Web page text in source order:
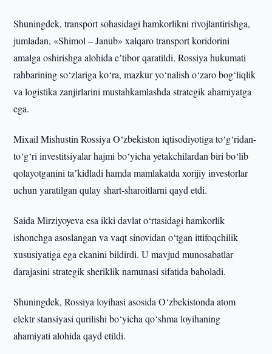
Shuningdek, transport sohasidagi hamkorlikni rivojlantirishga,
jumladan, «Shimol – Janub» xalqaro transport koridorini
amalga oshirishga alohida eʼtibor qaratildi. Rossiya hukumati
rahbarining so‘zlariga ko‘ra, mazkur yo‘nalish o‘zaro bog‘liqlik
va logistika zanjirlarini mustahkamlashda strategik ahamiyatga
ega.
Mixail Mishustin Rossiya O‘zbekiston iqtisodiyotiga to‘g‘ridan-
to‘g‘ri investitsiyalar hajmi bo‘yicha yetakchilardan biri bo‘lib
qolayotganini taʼkidladi hamda mamlakatda xorijiy investorlar
uchun yaratilgan qulay shart-sharoitlarni qayd etdi.
Saida Mirziyoyeva esa ikki davlat o‘rtasidagi hamkorlik
ishonchga asoslangan va vaqt sinovidan o‘tgan ittifoqchilik
xususiyatiga ega ekanini bildirdi. U mavjud munosabatlar
darajasini strategik sheriklik namunasi sifatida baholadi.
Shuningdek, Rossiya loyihasi asosida O‘zbekistonda atom
elektr stansiyasi qurilishi bo‘yicha qo‘shma loyihaning
ahamiyati alohida qayd etildi.